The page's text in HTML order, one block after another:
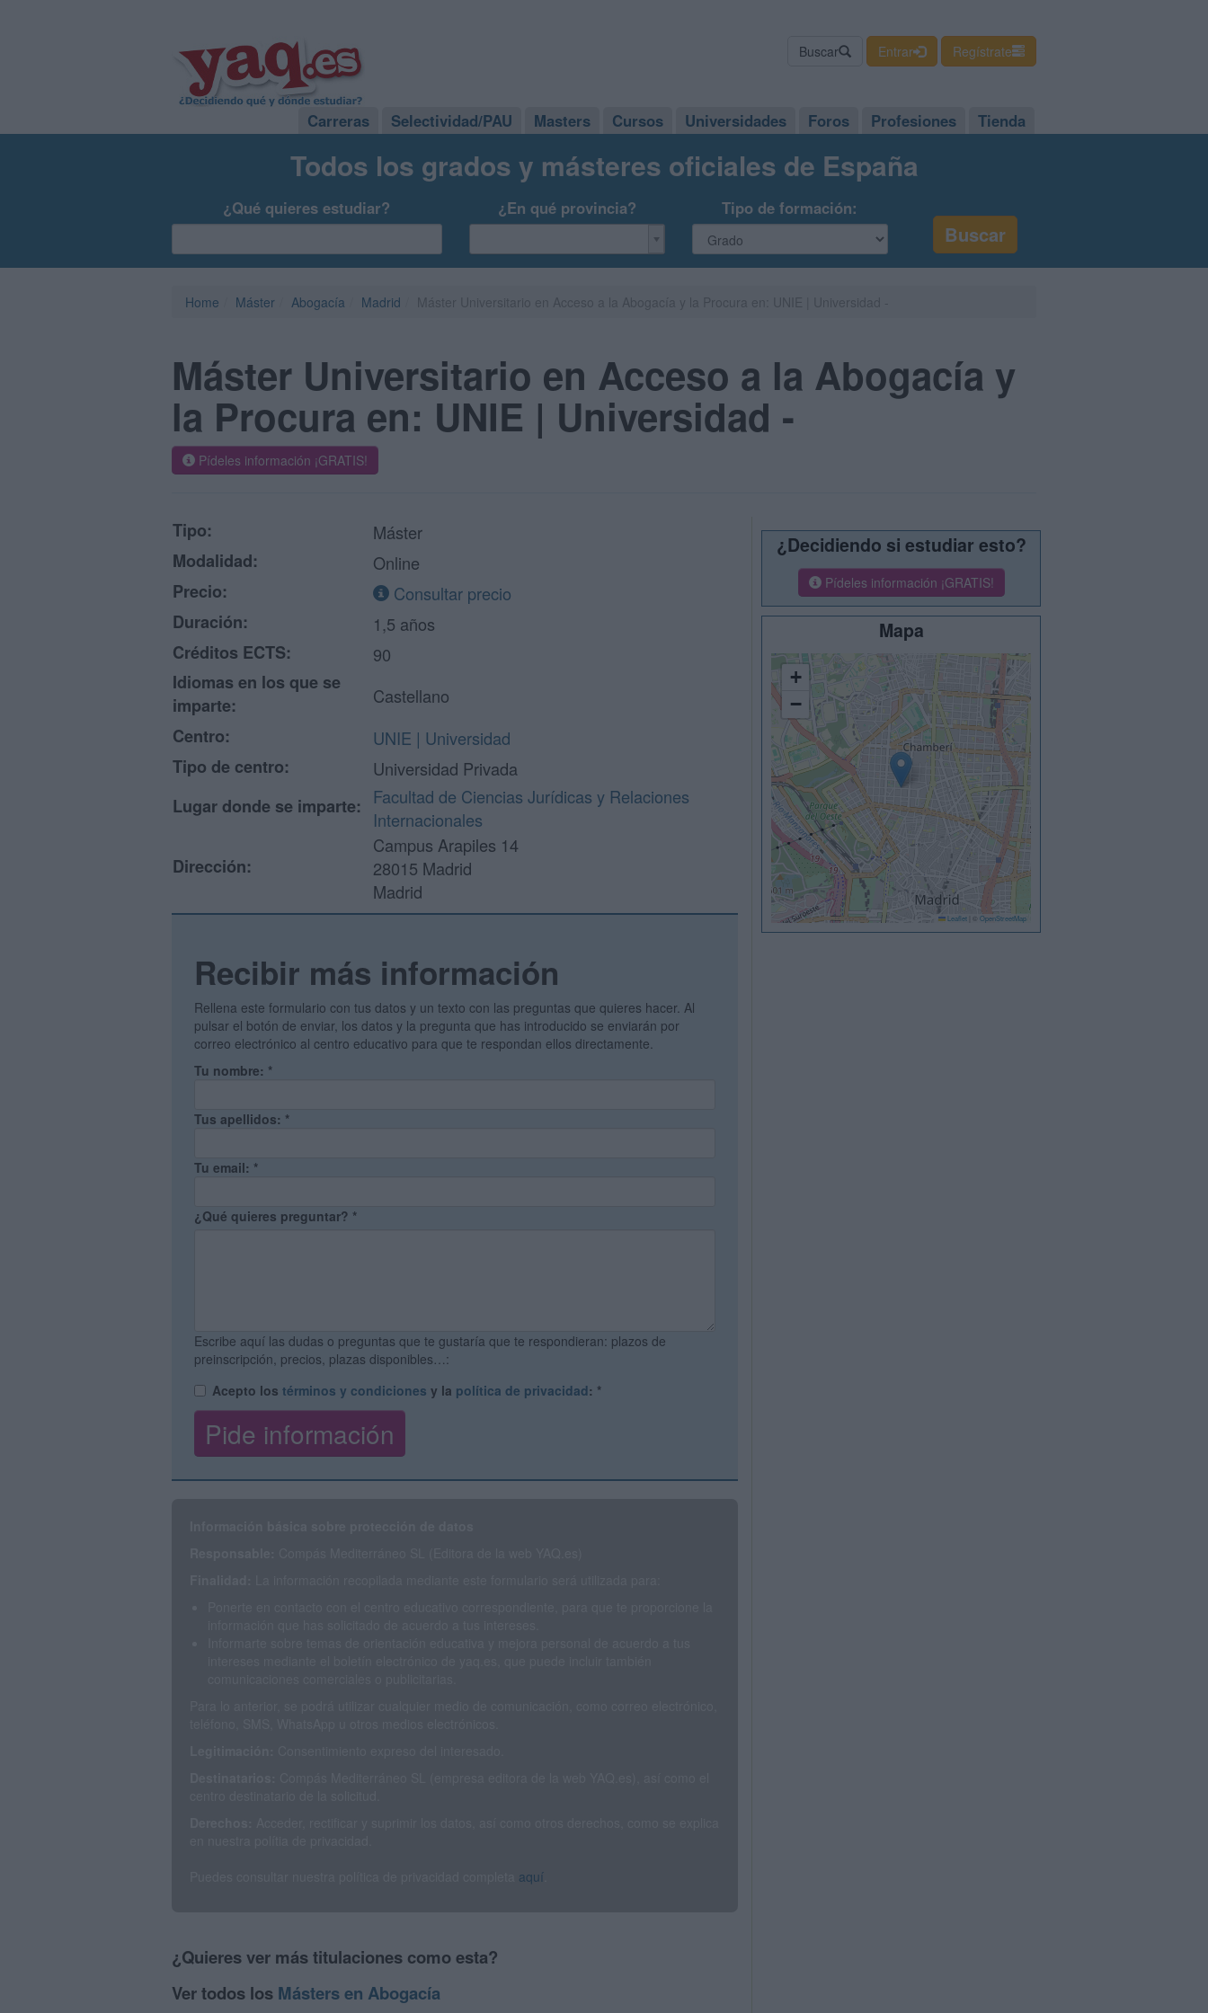
Buscar Entrar Regístrate
Carreras Selectividad/PAU Masters Cursos Universidades Foros Profesiones Tienda
Todos los grados y másteres oficiales de España
¿Qué quieres estudiar? ¿En qué provincia? Tipo de formación:
Home Máster Abogacía Madrid
Máster Universitario en Acceso a la Abogacía y
la Procura en: UNIE | Universidad -
Pídeles información ¡GRATIS!
Tipo:
Máster
Modalidad:
Online
Precio:
Consultar precio
Duración:
1,5 años
Créditos ECTS:
90
Idiomas en los que se
imparte:
Castellano
Centro:
UNIE | Universidad
Tipo de centro:
Universidad Privada
Lugar donde se imparte:
Facultad de Ciencias Jurídicas y Relaciones
Internacionales
Dirección:
Campus Arapiles 14
28015 Madrid
Madrid
Recibir más información
Rellena este formulario con tus datos y un texto con las preguntas que quieres hacer. Al
pulsar el botón de enviar, los datos y la pregunta que has introducido se enviarán por
correo electrónico al centro educativo para que te respondan ellos directamente.
Tu nombre: *
Tus apellidos: *
Tu email: *
¿Qué quieres preguntar? *
Escribe aquí las dudas o preguntas que te gustaría que te respondieran: plazos de
preinscripción, precios, plazas disponibles…:
Acepto los términos y condiciones y la política de privacidad: *
aquí
¿Quieres ver más titulaciones como esta?
Ver todos los Másters en Abogacía
¿Decidiendo si estudiar esto?
Pídeles información ¡GRATIS!
Mapa
+
−
Leaflet © OpenStreetMap